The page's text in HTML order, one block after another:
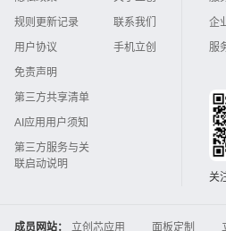
规则更新记录
用户协议
免责声明
第三方共享清单
AI应用用户须知
第三方服务与关
联启动说明
联系我们
手机立创
企
服
关
成员网站： 立创芯应用 面板定制